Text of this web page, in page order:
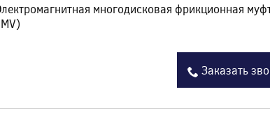
многодисковая фрикционная
Заказать